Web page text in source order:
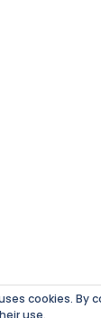
cookies. By
use.